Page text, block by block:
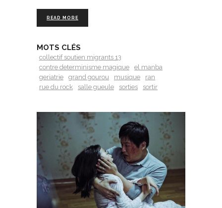
READ MORE
MOTS CLÉS
collectif soutien migrants 13
contre determinisme magique
el manba
geriatrie
grand gourou musique
ran
rue du rock
salle gueule sorties sortir